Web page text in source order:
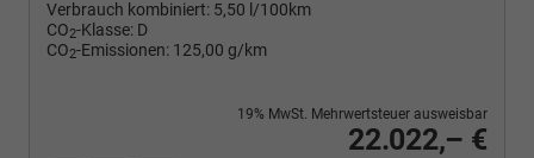
Verbrauch kombiniert: 5,50 l/100km
CO2-Klasse: D
CO2-Emissionen: 125,00 g/km
22.022,– €
19% MwSt. Mehrwertsteuer ausweisbar